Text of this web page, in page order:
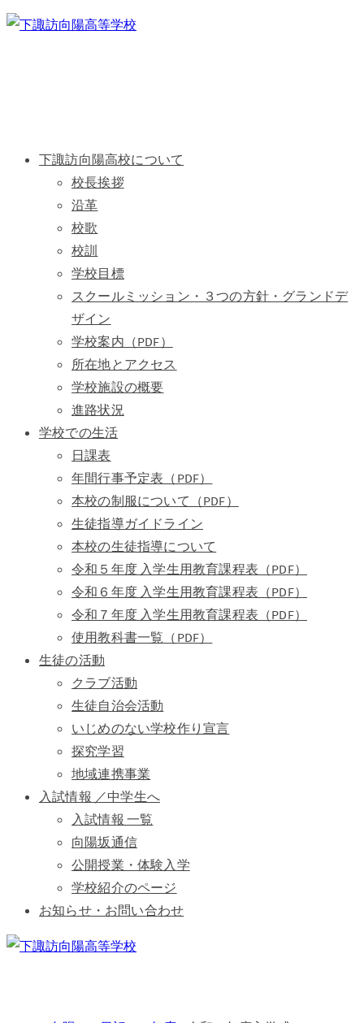
下諏訪向陽高校について
校長挨拶
沿革
校歌
校訓
学校目標
スクールミッション・３つの方針・グランドデ
ザイン
学校案内（PDF）
所在地とアクセス
学校施設の概要
進路状況
学校での生活
日課表
年間行事予定表（PDF）
本校の制服について（PDF）
生徒指導ガイドライン
本校の生徒指導について
令和５年度 入学生用教育課程表（PDF）
令和６年度 入学生用教育課程表（PDF）
令和７年度 入学生用教育課程表（PDF）
使用教科書一覧（PDF）
生徒の活動
クラブ活動
生徒自治会活動
いじめのない学校作り宣言
探究学習
地域連携事業
入試情報 ／中学生へ
入試情報 一覧
向陽坂通信
公開授業・体験入学
学校紹介のページ
お知らせ・お問い合わせ